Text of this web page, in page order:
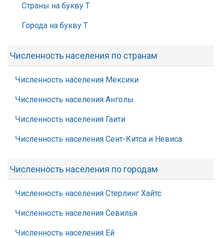
Страны на букву Т
Города на букву Т
Численность населения по странам
Численность населения Мексики
Численность населения Анголы
Численность населения Гаити
Численность населения Сент-Китса и Невиса
Численность населения по городам
Численность населения Стерлинг Хайтс
Численность населения Севилья
Численность населения Ей